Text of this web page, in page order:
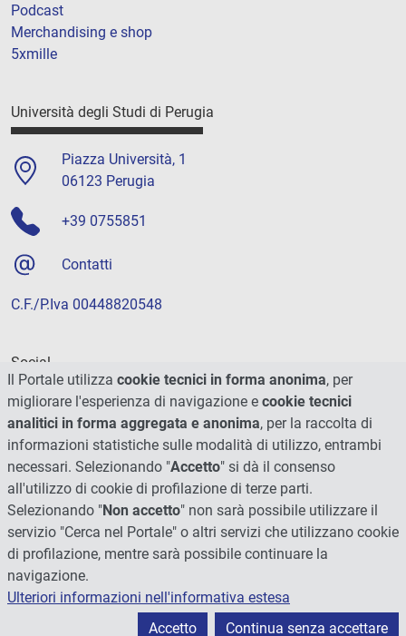
Podcast
Merchandising e shop
5xmille
Università degli Studi di Perugia
Piazza Università, 1
06123 Perugia
+39 0755851
Contatti
C.F./P.Iva 00448820548
Social
© 2026 - Università degli Studi di Perugia
Il Portale utilizza cookie tecnici in forma anonima, per
migliorare l'esperienza di navigazione e cookie tecnici
analitici in forma aggregata e anonima, per la raccolta di
informazioni statistiche sulle modalità di utilizzo, entrambi
necessari. Selezionando "Accetto" si dà il consenso
all'utilizzo di cookie di profilazione di terze parti.
Selezionando "Non accetto" non sarà possibile utilizzare il
servizio "Cerca nel Portale" o altri servizi che utilizzano cookie
di profilazione, mentre sarà possibile continuare la
navigazione.
Ulteriori informazioni nell'informativa estesa
Accetto
Continua senza accettare